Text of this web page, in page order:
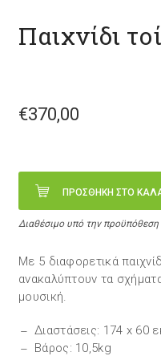
Παιχνίδι
€370,00
ΠΡΟΣΘΗΚΗ ΣΤΟ
Διαθέσιμο υπό την
Με 5 διαφορετικά
ανακαλύπτουν τα
μουσική.
Διαστάσεις: 174 x 60
Βάρος: 10,5kg